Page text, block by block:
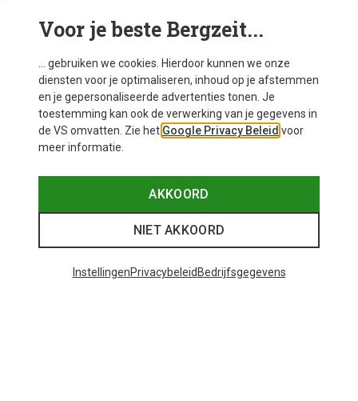
Voor je beste Bergzeit...
... gebruiken we cookies. Hierdoor kunnen we onze
diensten voor je optimaliseren, inhoud op je afstemmen
en je gepersonaliseerde advertenties tonen. Je
toestemming kan ook de verwerking van je gegevens in
de VS omvatten. Zie het Google Privacy Beleid voor
meer informatie.
AKKOORD
NIET AKKOORD
InstellingenPrivacybeleid Bedrijfsgegevens